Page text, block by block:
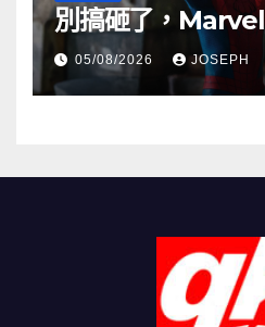
別搞砸了，Marvel
05/08/2026 JOSEPH